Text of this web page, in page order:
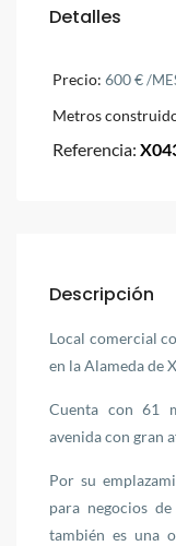
Detalles
Precio: 600 €/
Metros
Referencia:
Descripción
Local comercial
en la Alameda de
Cuenta con 61
avenida con gran
Por su
para negocios
también es una